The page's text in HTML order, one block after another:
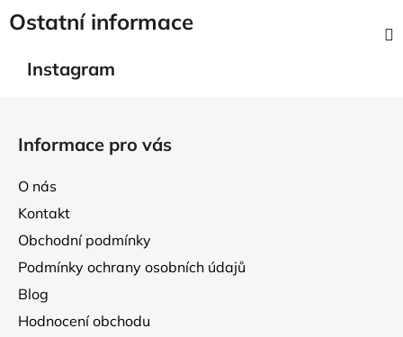
Ostatní informace
Instagram
Informace pro vás
O nás
Kontakt
Obchodní podmínky
Podmínky ochrany osobních údajů
Blog
Hodnocení obchodu